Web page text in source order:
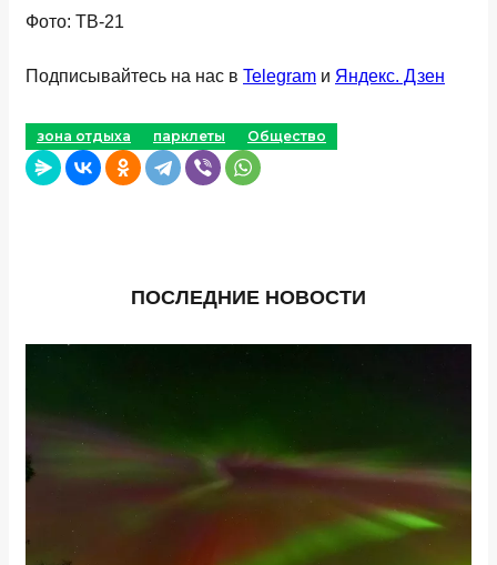
Фото: ТВ-21
Подписывайтесь на нас в Telegram и Яндекс. Дзен
зона отдыха парклеты Общество
ПОСЛЕДНИЕ НОВОСТИ